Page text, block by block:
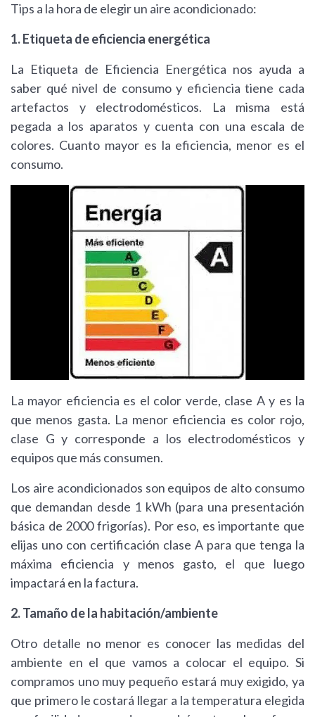
Tips a la hora de elegir un aire acondicionado:
1. Etiqueta de eficiencia energética
La Etiqueta de Eficiencia Energética nos ayuda a
saber qué nivel de consumo y eficiencia tiene cada
artefactos y electrodomésticos. La misma está
pegada a los aparatos y cuenta con una escala de
colores. Cuanto mayor es la eficiencia, menor es el
consumo.
La mayor eficiencia es el color verde, clase A y es la
que menos gasta. La menor eficiencia es color rojo,
clase G y corresponde a los electrodomésticos y
equipos que más consumen.
Los aire acondicionados son equipos de alto consumo
que demandan desde 1 kWh (para una presentación
básica de 2000 frigorías). Por eso, es importante que
elijas uno con certificación clase A para que tenga la
máxima eficiencia y menos gasto, el que luego
impactará en la factura.
2. Tamaño de la habitación/ambiente
Otro detalle no menor es conocer las medidas del
ambiente en el que vamos a colocar el equipo. Si
compramos uno muy pequeño estará muy exigido, ya
que primero le costará llegar a la temperatura elegida